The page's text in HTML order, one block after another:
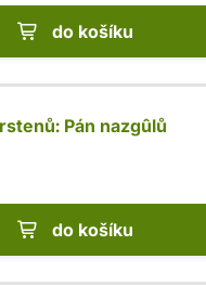
do košíku
Pán nazgûlů
do košíku